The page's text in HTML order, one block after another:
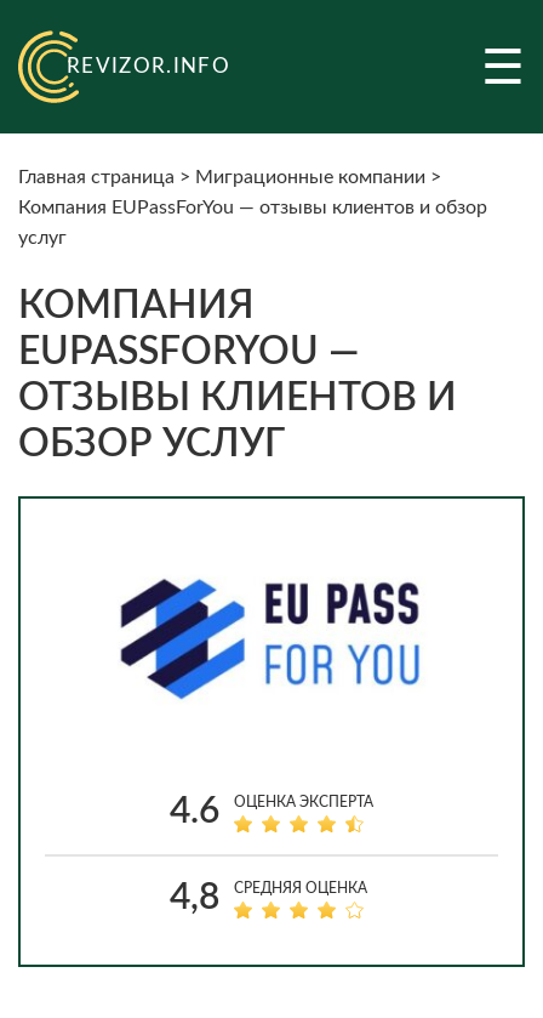
REVIZOR.INFO ☰
Главная страница > Миграционные компании >
Компания EUPassForYou — отзывы клиентов и обзор
услуг
КОМПАНИЯ
EUPASSFORYOU —
ОТЗЫВЫ КЛИЕНТОВ И
ОБЗОР УСЛУГ
4.6 ОЦЕНКА ЭКСПЕРТА
4,8 СРЕДНЯЯ ОЦЕНКА